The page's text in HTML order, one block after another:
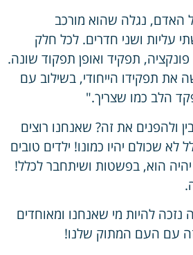
האדם, נגלה שהוא מורכב
עליות ושני חדרים. לכל חלק
תפקיד ואופן תפקוד שונה.
את תפקידו הייחודי, בשילוב עם
הלב כמו שצריך."
ולהפנים את זה? שאנחנו רוצים
שכולם יהיו כמונו! ילדים טובים
הוא, בפשטות ושיתחבר לכלל!
להיות מי שאנחנו ומאוחדים
עם העם המתוק שלנו!